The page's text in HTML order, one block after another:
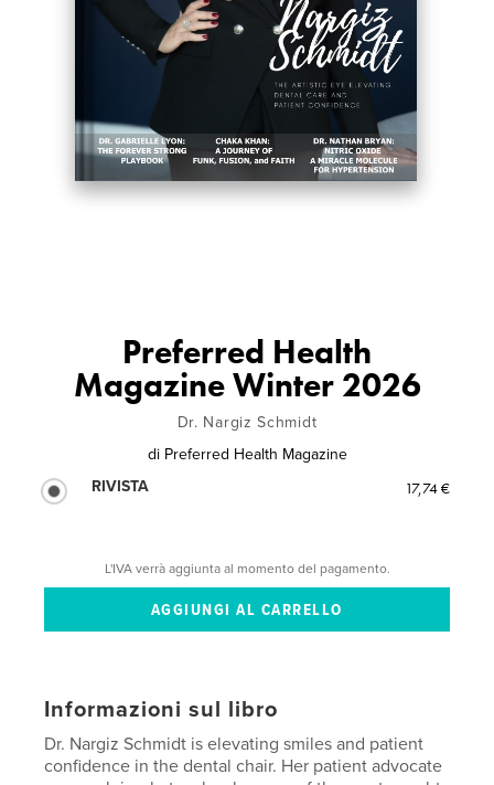
Preferred Health
Magazine Winter 2026
Dr. Nargiz Schmidt
di Preferred Health Magazine
RIVISTA
17,74 €
L'IVA verrà aggiunta al momento del pagamento.
Informazioni sul libro
Dr. Nargiz Schmidt is elevating smiles and patient
confidence in the dental chair. Her patient advocate